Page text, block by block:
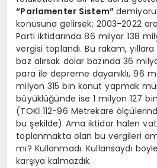
“Parlamenter Sistem”
konusuna gelirsek; 2003-2022
Parti iktidarında 86 milyar 138
vergisi toplandı. Bu rakam,
baz alırsak dolar bazında 36
para ile depreme dayanıklı, 96
milyon 315 bin konut yapmak
büyüklüğünde ise 1 milyon 127
(TOKİ 112-96 Metrekare
bu şekilde) Ama iktidar halen
toplanmakta olan bu vergileri
mı? Kullanmadı. Kullansaydı
karşıya kalmazdık.